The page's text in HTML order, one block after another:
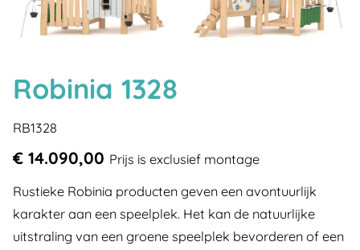
Robinia 1328
RB1328
€ 14.090,00 Prijs is exclusief montage
Rustieke Robinia producten geven een avontuurlijk
karakter aan een speelplek. Het kan de natuurlijke
uitstraling van een groene speelplek bevorderen of een